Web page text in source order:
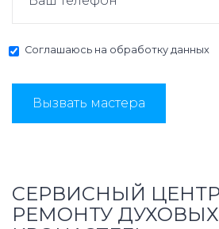
Соглашаюсь на обработку данных
Вызвать мастера
СЕРВИСНЫЙ
РЕМОНТУ